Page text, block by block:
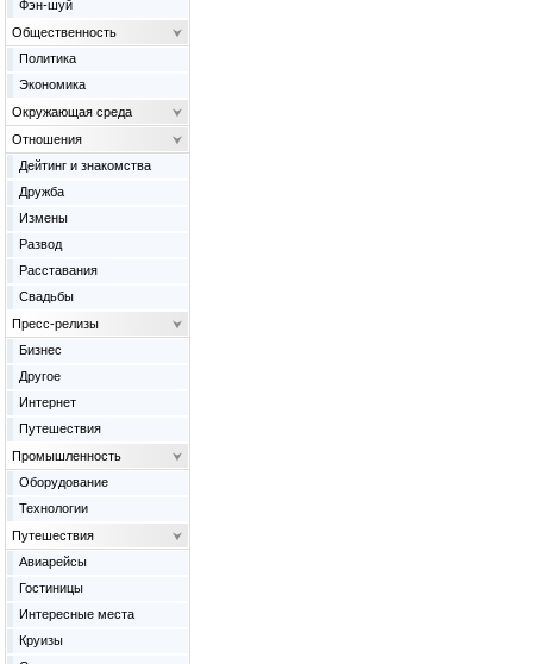
Фэн-шуй
Общественность
Политика
Экономика
Окружающая среда
Отношения
Дейтинг и знакомства
Дружба
Измены
Развод
Расставания
Свадьбы
Пресс-релизы
Бизнес
Другое
Интернет
Путешествия
Промышленность
Оборудование
Технологии
Путешествия
Авиарейсы
Гостиницы
Интересные места
Круизы